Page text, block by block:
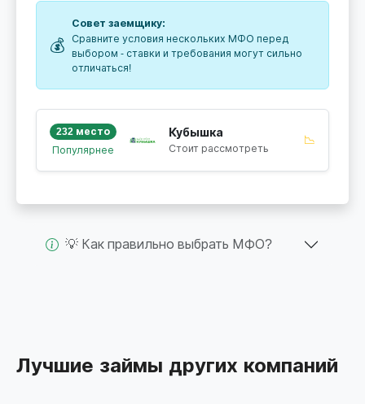
💰
Совет заемщику:
Сравните условия нескольких МФО перед
выбором - ставки и требования могут сильно
отличаться!
232 место
Популярнее
Кубышка
Стоит рассмотреть
📉
💡 Как правильно выбрать МФО?
Лучшие займы других компаний